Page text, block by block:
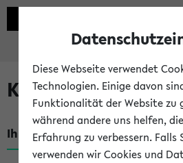
Kombisuche im
Ihre Suchkriterien:
Diese Webseite verwendet
Technologien. Einige davon
Funktionalität der Website zu
während andere uns helfen,
Erfahrung zu verbessern. Falls
verwenden wir Cookies und